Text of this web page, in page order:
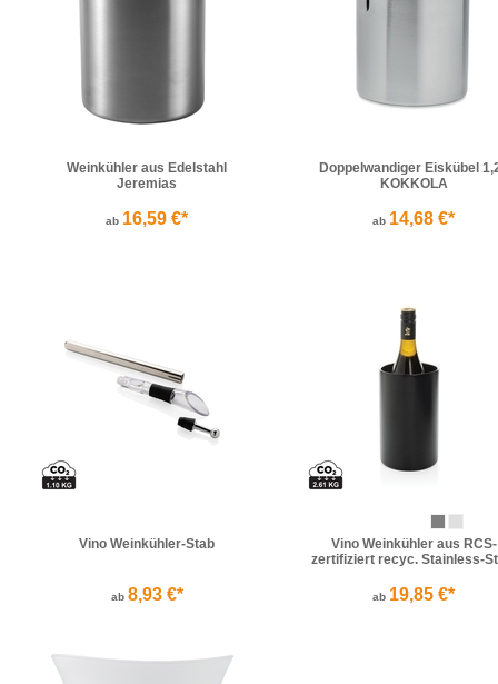
Weinkühler aus Edelstahl
Jeremias
ab 16,59 €*
Doppelwandiger Eiskübel
KOKKOLA
ab 14,68 €*
Vino Weinkühler-Stab
ab 8,93 €*
Vino Weinkühler aus RCS-
zertifiziert recyc. Stainless-
ab 19,85 €*